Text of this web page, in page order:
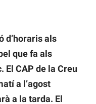
d’horaris als
que fa als
El CAP de la Creu
a l’agost
a la tarda. El